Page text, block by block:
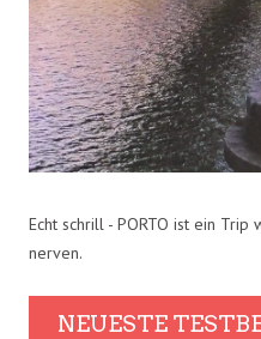
Echt schrill - PORTO ist ein Trip
nerven.
NEUESTE